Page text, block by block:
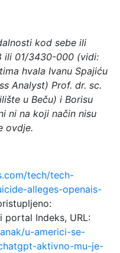
kod sebe ili
ili 01/3430-000 (vidi:
hvala Ivanu Spajiću
Analyst) Prof. dr. sc.
u Beču) i Borisu
ni na koji način nisu
ovdje.
tech/tech-
alleges-openais-
Indeks, URL:
u-americi-se-
aktivno-mu-je-